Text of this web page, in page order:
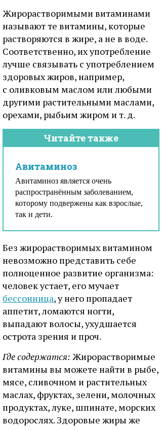
Жирорастворимыми витаминами
называют те витамины, которые
растворяются в жире, а не в воде.
Соответственно, их употребление
лучше связывать с употреблением
здоровых жиров, например,
с оливковым маслом или любыми
другими растительными маслами,
орехами, рыбьим жиром и т. д.
Читайте также
Авитаминоз
Авитаминоз является очень
распространённым заболеванием,
которому подвержены как взрослые,
так и дети.
Без жирорастворимых витамином
невозможно представить себе
полноценное развитие организма:
человек устает, его мучает
бессонница, у него пропадает
аппетит, ломаются ногти,
выпадают волосы, ухудшается
острота зрения и проч.
Где содержатся: Жирорастворимые
витамины вы можете найти в рыбе,
мясе, сливочном и растительных
маслах, фруктах, зелени, молочных
продуктах, луке, шпинате, морских
водорослях. Здоровые жиры же